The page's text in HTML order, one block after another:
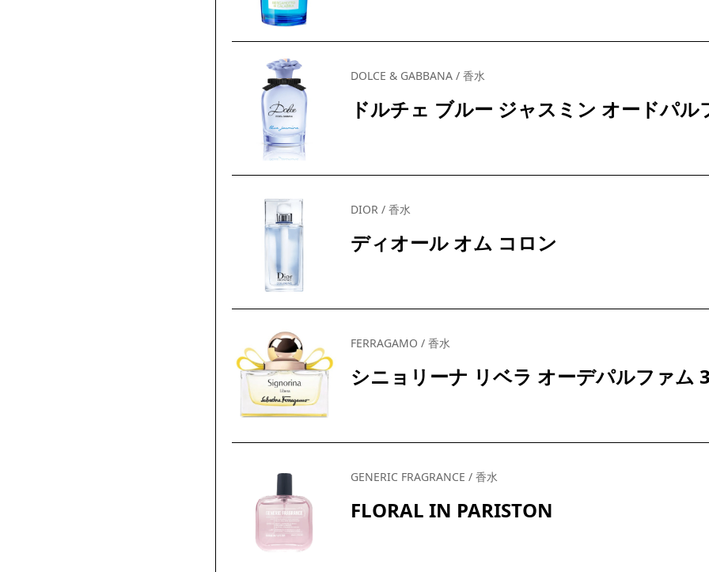
DOLCE & GABBANA / 香水
ドルチェ ブルー ジャスミン オードパル
DIOR / 香水
ディオール オム コロン
FERRAGAMO / 香水
シニョリーナ リベラ オーデパルファム
GENERIC FRAGRANCE / 香水
FLORAL IN PARISTON